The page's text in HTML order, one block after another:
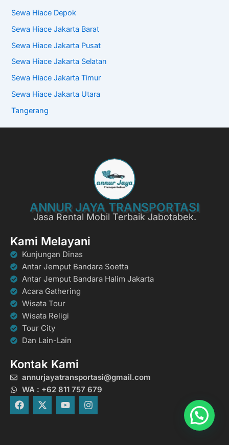
Sewa Hiace Depok
Sewa Hiace Jakarta Barat
Sewa Hiace Jakarta Pusat
Sewa Hiace Jakarta Selatan
Sewa Hiace Jakarta Timur
Sewa Hiace Jakarta Utara
Tangerang
ANNUR JAYA TRANSPORTASI
Jasa Rental Mobil Terbaik Jabotabek.
Kami Melayani
Kunjungan Dinas
Antar Jemput Bandara Soetta
Antar Jemput Bandara Halim Jakarta
Acara Gathering
Wisata Tour
Wisata Religi
Tour City
Dan Lain-Lain
Kontak Kami
annurjayatransportasi@gmail.com
WA : +62 811 757 679
F
a
X
-
Y
o
I
n